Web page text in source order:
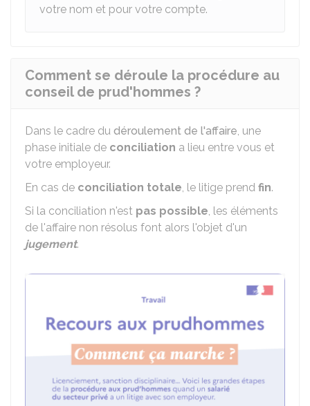
votre nom et pour votre compte.
Comment se déroule la procédure au
conseil de prud'hommes ?
Dans le cadre du déroulement de l'affaire, une
phase initiale de conciliation a lieu entre vous et
votre employeur.
En cas de conciliation totale, le litige prend fin.
Si la conciliation n'est pas possible, les éléments
de l'affaire non résolus font alors l'objet d'un
jugement.